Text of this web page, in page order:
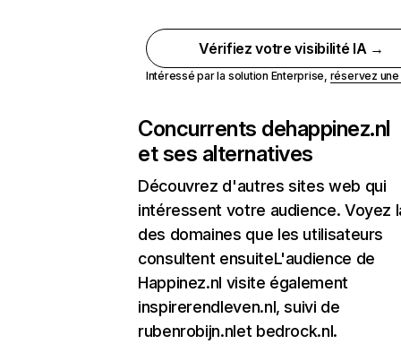
Vérifiez votre visibilité IA →
Intéressé par la solution Enterprise, réservez
Concurrents dehappinez.nl
et ses alternatives
Découvrez d'autres sites web qui
intéressent votre audience. Voyez
des domaines que les utilisateurs
consultent ensuiteL'audience de
Happinez.nl visite également
inspirerendleven.nl, suivi de
rubenrobijn.nlet bedrock.nl.